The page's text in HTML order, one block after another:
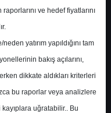
ve hedef fiyatlarını
yatırım yapıldığını tam
bakış açılarını,
dikkate aldıkları kriterleri
bu raporlar veya analizlere
uğratabilir.. Bu